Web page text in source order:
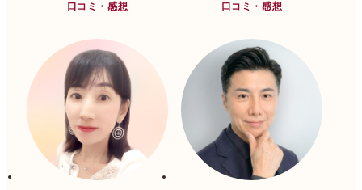
口コミ・感想 口コミ・感想